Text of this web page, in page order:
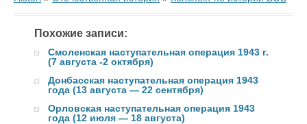
Похожие записи:
Смоленская наступательная операция 1943 г.
(7 августа -2 октября)
Донбасская наступательная операция 1943
года (13 августа — 22 сентября)
Орловская наступательная операция 1943
года (12 июля — 18 августа)